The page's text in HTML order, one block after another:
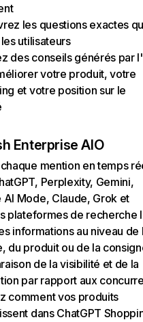
les questions exactes
utilisateurs
des conseils générés par
votre produit, votre
et votre position sur le
Enterprise AIO
mention en temps
Perplexity, Gemini,
AI Mode, Claude, Grok et
plateformes de recherche
informations au niveau de
du produit ou de la
de la visibilité et de la
par rapport aux
comment vos produits
dans ChatGPT